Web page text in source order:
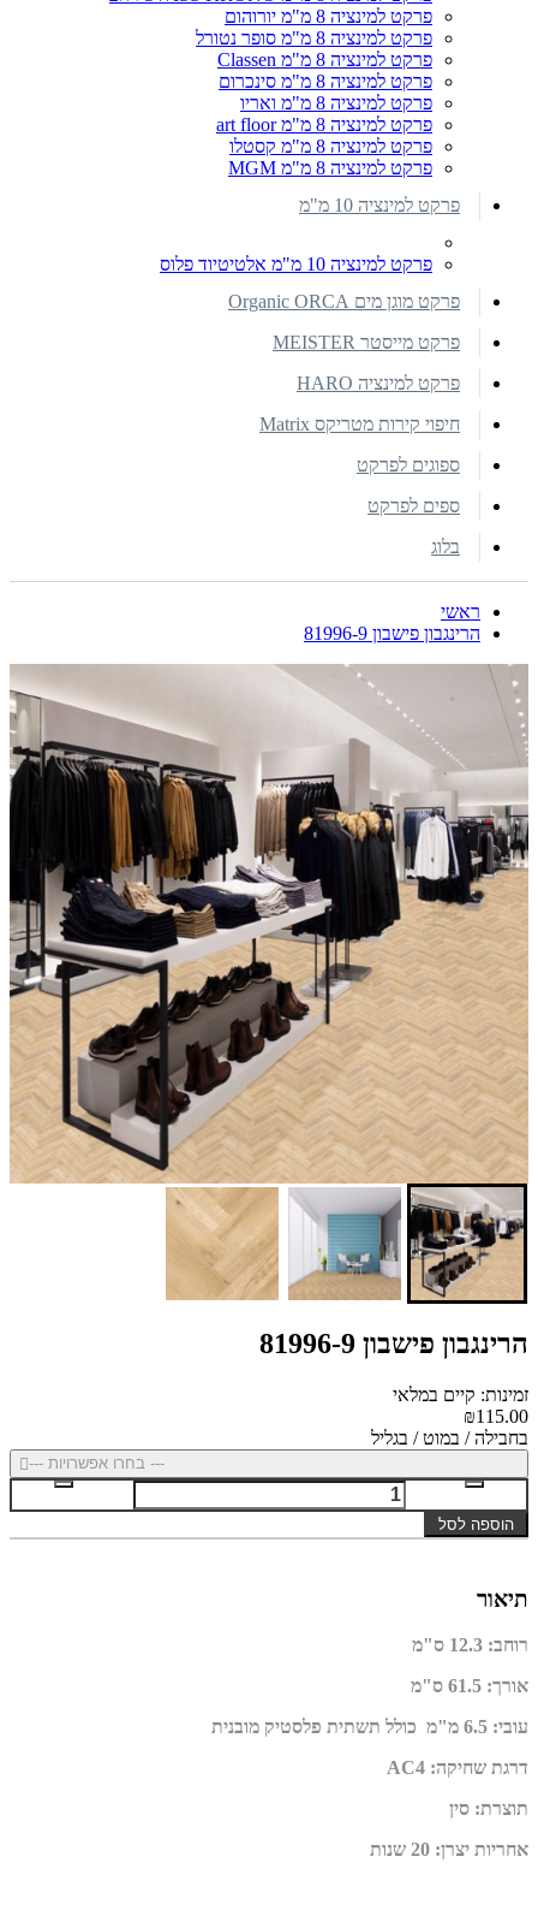
פרקט למינציה 8 מ"מ יורוהום
פרקט למינציה 8 מ"מ סופר נטורל
פרקט למינציה 8 מ"מ Classen
פרקט למינציה 8 מ"מ סינכרום
פרקט למינציה 8 מ"מ ואריו
פרקט למינציה 8 מ"מ art floor
פרקט למינציה 8 מ"מ קסטלו
פרקט למינציה 8 מ"מ MGM
פרקט למינציה 10 מ"מ
פרקט למינציה 10 מ"מ אלטיטיוד פלוס
פרקט מוגן מים Organic ORCA
פרקט מייסטר MEISTER
פרקט למינציה HARO
חיפוי קירות מטריקס Matrix
ספוגים לפרקט
ספים לפרקט
בלוג
ראשי
הרינגבון פישבון 81996-9
הרינגבון פישבון 81996-9
זמינות: קיים במלאי
₪115.00
בחבילה / במוט / בגליל
--- בחרו אפשרויות ---
הוספה לסל
תיאור
רוחב: 12.3 ס"מ
אורך: 61.5 ס"מ
עובי: 6.5 מ"מ
כולל תשתית פלסטיק מובנית
דרגת שחיקה:
AC4
תוצרת: סין
אחריות יצרן: 20 שנות